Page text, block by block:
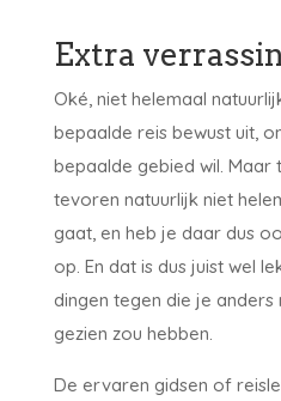
Extra
Oké, niet helemaal
bepaalde reis bewust uit,
bepaalde gebied wil. Maar
tevoren natuurlijk niet
gaat, en heb je daar dus
op. En dat is dus juist wel
dingen tegen die je anders
gezien zou hebben.
De ervaren gidsen of